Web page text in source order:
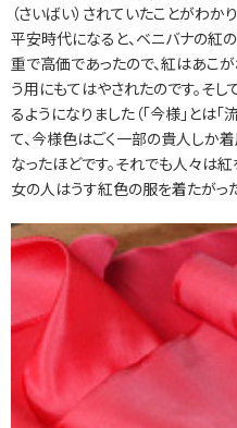
（さいばい）されていたことがわかり
平安時代になると、ベニバナの紅
重で高価であったので、紅はあこ
う用にもてはやされたのです。そし
るようになりました（「今様」とは
て、今様色はごく一部の貴人しか着
なったほどです。それでも人々は
女の人はうす紅色の服を着たがっ